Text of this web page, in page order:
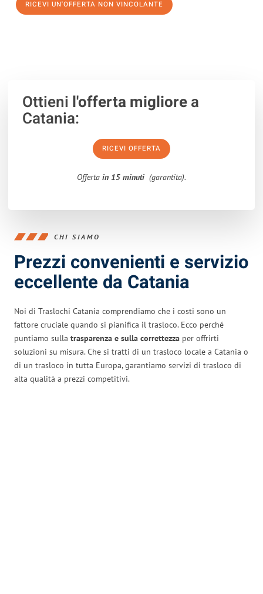
RICEVI UN'OFFERTA NON VINCOLANTE
Ottieni l'offerta migliorea
Catania:
RICEVI OFFERTA
Offerta in 15 minuti (garantita).
CHI SIAMO
Prezzi convenienti e servizio
eccellente da Catania
Noi di Traslochi Catania comprendiamo che i costi sono un
fattore cruciale quando si pianifica il trasloco. Ecco perché
puntiamo sulla trasparenza e sulla correttezza per offrirti
soluzioni su misura. Che si tratti di un trasloco locale a Catania o
di un trasloco in tutta Europa, garantiamo servizi di trasloco di
alta qualità a prezzi competitivi.